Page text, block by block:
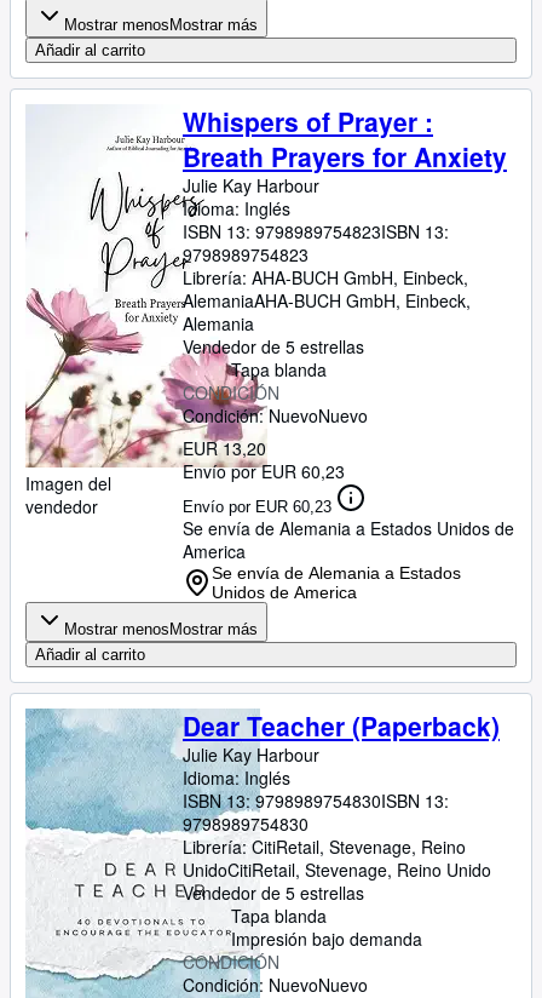
Mostrar menos Mostrar más
Añadir al carrito
Imagen del
vendedor
Whispers of Prayer :
Breath Prayers for Anxiety
Julie Kay Harbour
Idioma: Inglés
ISBN 13: 9798989754823ISBN 13:
9798989754823
Librería: AHA-BUCH GmbH, Einbeck,
AlemaniaAHA-BUCH GmbH, Einbeck,
Alemania
Vendedor de 5 estrellas
Tapa blanda
CONDICIÓN
Condición: NuevoNuevo
EUR 13,20
Envío por EUR 60,23
Envío por EUR 60,23
Se envía de Alemania a Estados Unidos de
America
Se envía de Alemania a Estados
Unidos de America
Mostrar menos Mostrar más
Añadir al carrito
Dear Teacher (Paperback)
Julie Kay Harbour
Idioma: Inglés
ISBN 13:9798989754830ISBN 13:
9798989754830
Librería:CitiRetail, Stevenage, Reino
UnidoCitiRetail, Stevenage, Reino Unido
Vendedor de 5 estrellas
Tapa blanda
Impresión bajo demanda
CONDICIÓN
Condición: NuevoNuevo